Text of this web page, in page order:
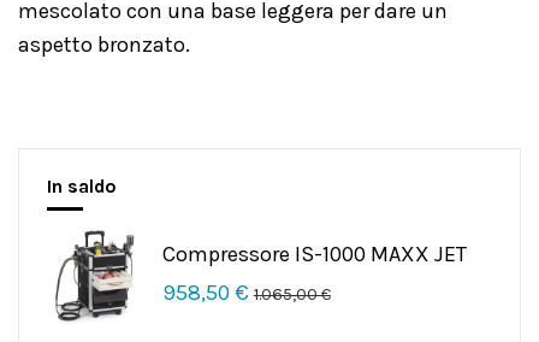
mescolato con una base leggera per dare un
aspetto bronzato.
In saldo
Compressore IS-1000 MAXX JET
958,50 € 1.065,00 €